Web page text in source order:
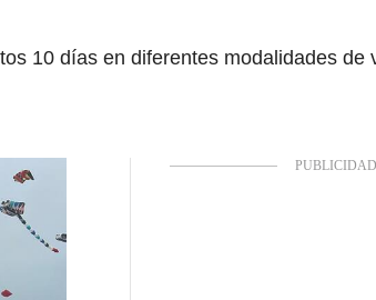
10 días en diferentes modalidades de